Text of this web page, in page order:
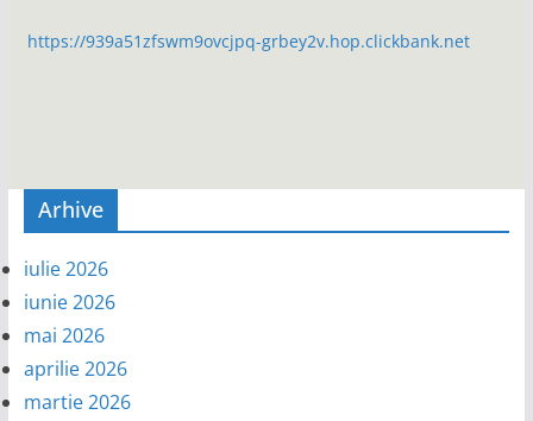
https://939a51zfswm9ovcjpq-grbey2v.hop.clickbank.net
Arhive
iulie 2026
iunie 2026
mai 2026
aprilie 2026
martie 2026